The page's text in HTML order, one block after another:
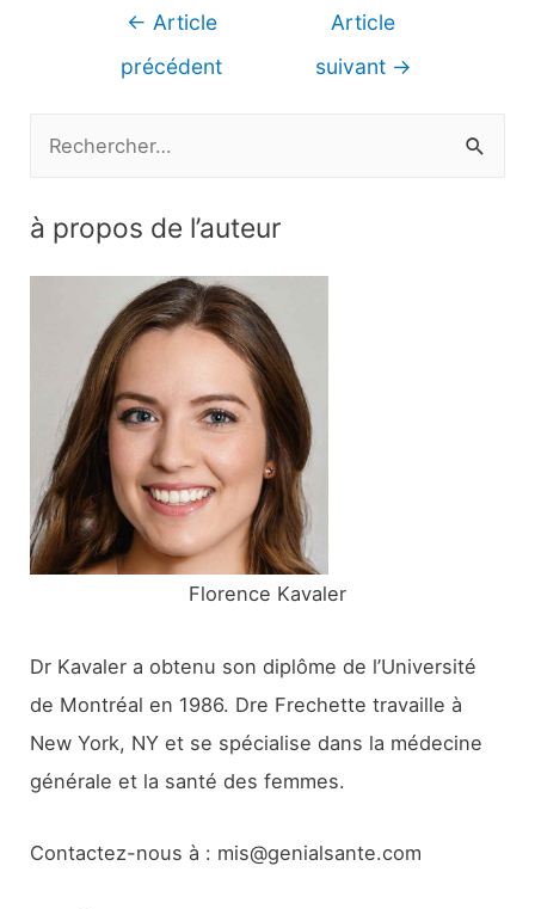
Navigation
← Article
précédent
Article
suivant →
h
:
à propos de l’auteur
Florence Kavaler
Dr Kavaler a obtenu son diplôme de l’Université
de Montréal en 1986. Dre Frechette travaille à
New York, NY et se spécialise dans la médecine
générale et la santé des femmes.
Contactez-nous à : mis@genialsante.com